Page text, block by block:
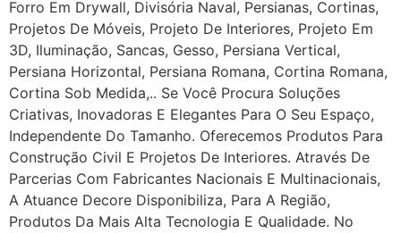
Forro Em Drywall, Divisória Naval, Persianas, Cortinas,
Projetos De Móveis, Projeto De Interiores, Projeto Em
3D, Iluminação, Sancas, Gesso, Persiana Vertical,
Persiana Horizontal, Persiana Romana, Cortina Romana,
Cortina Sob Medida,.. Se Você Procura Soluções
Criativas, Inovadoras E Elegantes Para O Seu Espaço,
Independente Do Tamanho. Oferecemos Produtos Para
Construção Civil E Projetos De Interiores. Através De
Parcerias Com Fabricantes Nacionais E Multinacionais,
A Atuance Decore Disponibiliza, Para A Região,
Produtos Da Mais Alta Tecnologia E Qualidade. No